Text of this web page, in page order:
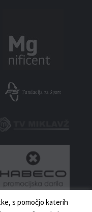
s pomočjo katerih